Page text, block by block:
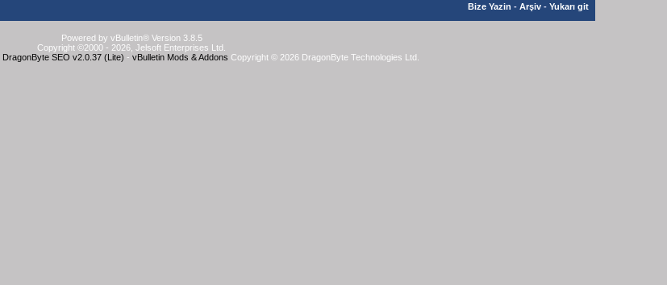
Bize Yazin - Arşiv - Yukarı git
Powered by vBulletin® Version 3.8.5
Copyright ©2000 - 2026, Jelsoft Enterprises Ltd.
DragonByte SEO v2.0.37 (Lite) - vBulletin Mods & Addons Copyright © 2026 DragonByte Technologies Ltd.